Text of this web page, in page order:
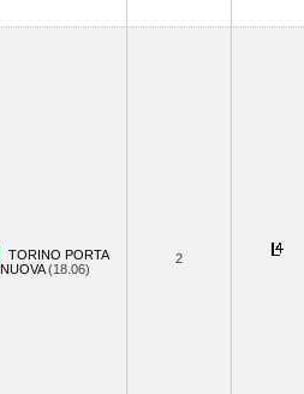
TORINO PORTA
NUOVA(18.06)
2